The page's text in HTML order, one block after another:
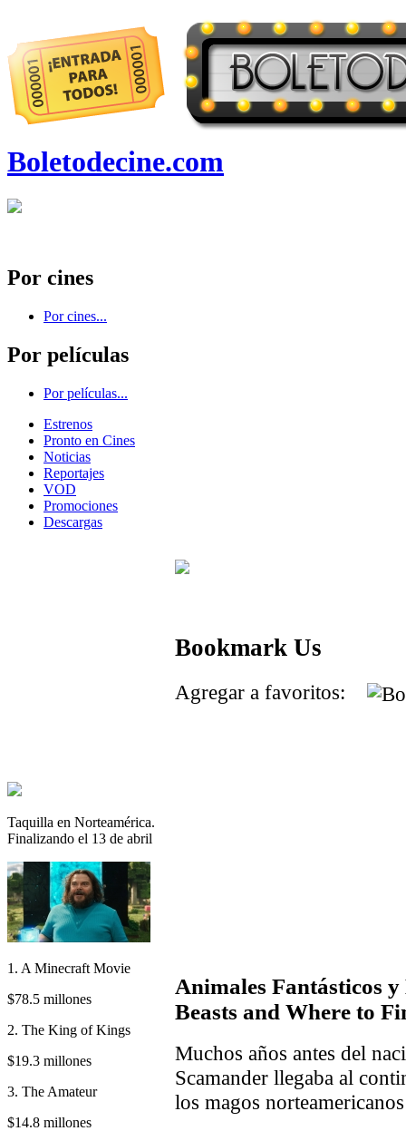
Boletodecine.com
Por cines
Por cines...
Por películas
Por películas...
Estrenos
Pronto en Cines
Noticias
Reportajes
VOD
Promociones
Descargas
Taquilla en Norteamérica.
Finalizando el 13 de abril
1. A Minecraft Movie
$78.5 millones
2. The King of Kings
$19.3 millones
3. The Amateur
$14.8 millones
Bookmark Us
Agregar a favoritos:
Animales Fantásticos
Beasts and Where to
Muchos años antes del
Scamander llegaba al
los magos